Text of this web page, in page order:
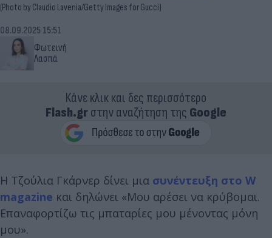
(Photo by Claudio Lavenia/Getty Images for Gucci)
Φωτεινή
Λασπά
08.09.2025 15:51
Κάνε κλικ και δες περισσότερο
Flash.grστην αναζήτηση της Google
Η Τζούλια Γκάρνερ δίνει μια συνέντευξη στο W
magazine και δηλώνει «Μου αρέσει να κρύβομαι.
Επαναφορτίζω τις μπαταρίες μου μένοντας μόνη
μου».